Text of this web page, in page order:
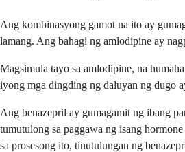
Ang kombinasyong gamot na ito ay
lamang. Ang bahagi ng amlodipine ay
Magsimula tayo sa amlodipine, na
iyong mga dingding ng daluyan ng dugo
Ang benazepril ay gumagamit ng ibang
tumutulong sa paggawa ng isang
sa prosesong ito, tinutulungan ng